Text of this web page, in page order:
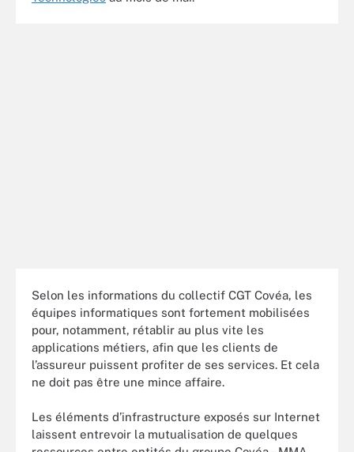
Selon les informations du collectif CGT Covéa, les
équipes informatiques sont fortement mobilisées
pour, notamment, rétablir au plus vite les
applications métiers, afin que les clients de
l’assureur puissent profiter de ses services. Et cela
ne doit pas être une mince affaire.
Les éléments d’infrastructure exposés sur Internet
laissent entrevoir la mutualisation de quelques